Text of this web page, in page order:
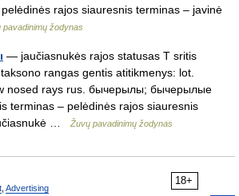
rajos siauresnis terminas – javinė
pavadinimų žodynas
— jaučiasnukės rajos statusas T sritis
rangas gentis atitikmenys: lot.
nosed rays rus. бычерылы; бычерылые
terminas – pelėdinės rajos siauresnis
…
Žuvų pavadinimų žodynas
18+
Advertising